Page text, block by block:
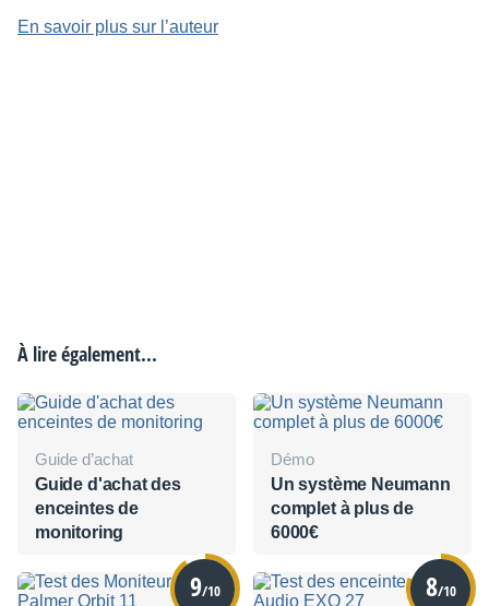
En savoir plus sur l’auteur
À lire également...
Guide d’achat
Guide d'achat des
enceintes de
monitoring
Démo
Un système Neumann
complet à plus de
6000€
9/10 8/10